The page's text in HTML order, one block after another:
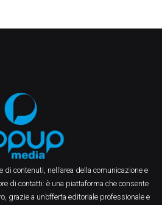
di contenuti, nell’area della comunicazione e
di contatti: è una piattaforma che consente
grazie a un’offerta editoriale professionale e